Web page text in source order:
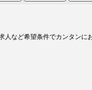
など希望条件でカンタンに